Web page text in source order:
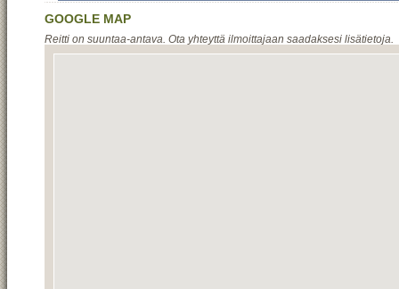
GOOGLE MAP
Reitti on suuntaa-antava. Ota yhteyttä ilmoittajaan saadaksesi lisätietoja.